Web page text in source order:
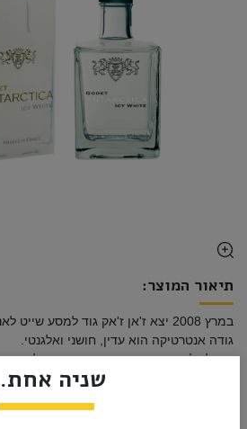
תיאור המוצר:
מומלץ לשמור את הבקבוק במקפיא. ולהגיש
₪189.00
שניה